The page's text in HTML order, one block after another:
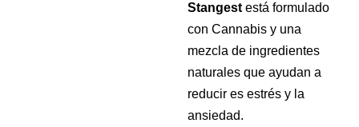
Stangestestá formulado
con Cannabis y una
mezcla de ingredientes
naturales que ayudan a
reducir es estrés y la
ansiedad.